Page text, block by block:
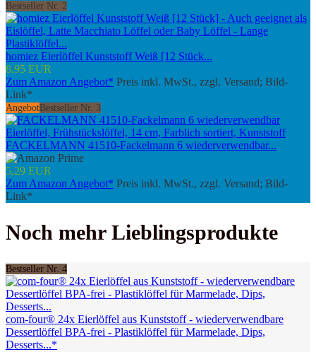
Bestseller Nr. 2
homiez Eierlöffel Kunststoff Weiß [12 Stück...
8,95 EUR
Zum Amazon Angebot* Preis inkl. MwSt., zzgl. Versand; Bild-
Link*
Angebot Bestseller Nr. 3
FACKELMANN 41510-Fackelmann 6 wiederverwendbar...
5,29 EUR
Zum Amazon Angebot* Preis inkl. MwSt., zzgl. Versand; Bild-
Link*
Noch mehr Lieblingsprodukte
Bestseller Nr. 4
com-four® 24x Eierlöffel aus Kunststoff - wiederverwendbare
Dessertlöffel BPA-frei - Plastiklöffel für Marmelade, Dips,
Desserts...*